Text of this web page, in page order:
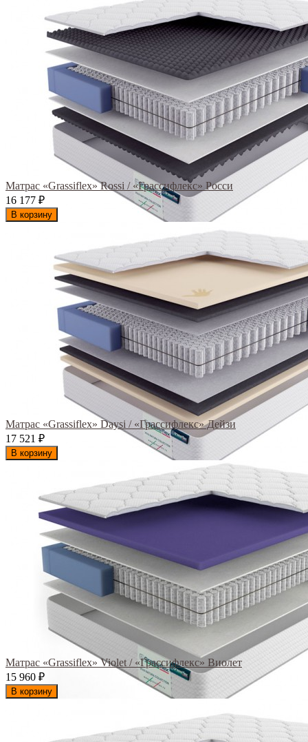
Матрас «Grassiflex» Rossi / «Грассифлекс» Росси
16 177 ₽
В корзину
Матрас «Grassiflex» Daysi / «Грассифлекс» Дейзи
17 521
₽
В корзину
Матрас «Grassiflex» Violet / «Грассифлекс» Виолет
15 960 ₽
В корзину